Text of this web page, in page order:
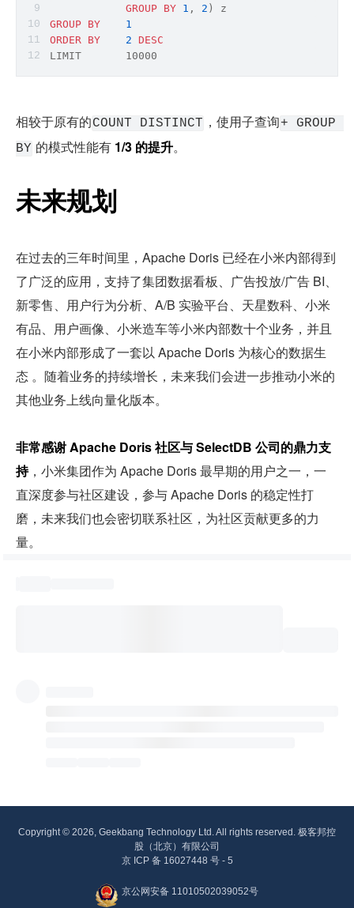
GROUP BY 1 , 2 ) z
GROUP BY
1
ORDER
BY 2 DESC
LIMIT       10000
相较于原有的COUNT DISTINCT ，使用子查询+ GROUP
BY 的模式性能有 1/3 的提升。
未来规划
在过去的三年时间里，Apache Doris 已经在小米内部得到
了广泛的应用，支持了集团数据看板、广告投放/广告 BI、
新零售、用户行为分析、A/B 实验平台、天星数科、小米
有品、用户画像、小米造车等小米内部数十个业务，并且
在小米内部形成了一套以 Apache Doris 为核心的数据生
态 。随着业务的持续增长，未来我们会进一步推动小米的
其他业务上线向量化版本。
非常感谢 Apache Doris 社区与 SelectDB 公司的鼎力支
持，小米集团作为 Apache Doris 最早期的用户之一，一
直深度参与社区建设，参与 Apache Doris 的稳定性打
磨，未来我们也会密切联系社区，为社区贡献更多的力
量。
Copyright © 2026, Geekbang Technology Ltd. All rights reserved. 极客邦控
股（北京）有限公司
京 ICP 备 16027448 号 - 5
京公网安备 11010502039052号